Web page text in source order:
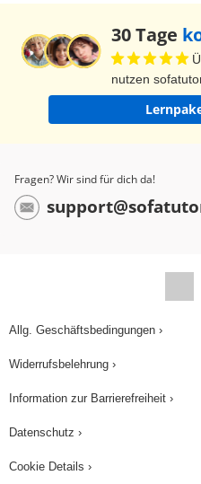
30 Tage
nutzen
Fragen? Wir sind für dich da!
Allg. Geschäftsbedingungen ›
Widerrufsbelehrung ›
Information zur Barrierefreiheit ›
Datenschutz ›
Cookie Details ›